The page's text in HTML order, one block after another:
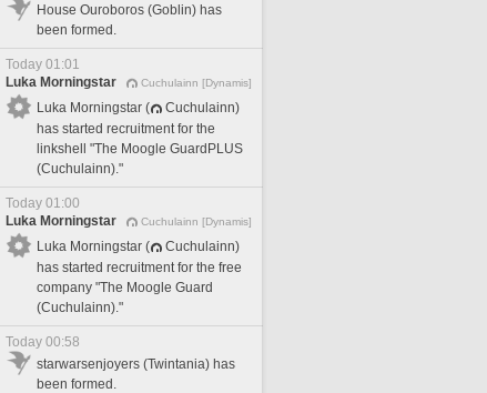
House Ouroboros (Goblin) has
been formed.
Today 01:01
Luka Morningstar
Cuchulainn [Dynamis]
Luka Morningstar (
Cuchulainn)
has started recruitment for the
linkshell "The Moogle GuardPLUS
(Cuchulainn)."
Today 01:00
Luka Morningstar
Cuchulainn [Dynamis]
Luka Morningstar (
Cuchulainn)
has started recruitment for the free
company "The Moogle Guard
(Cuchulainn)."
Today 00:58
starwarsenjoyers (Twintania) has
been formed.